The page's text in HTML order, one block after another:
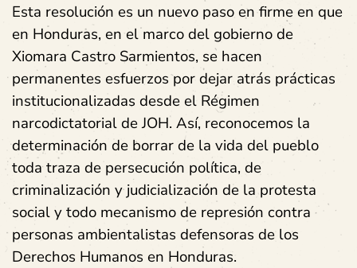
Esta resolución es un nuevo paso en firme en que
en Honduras, en el marco del gobierno de
Xiomara Castro Sarmientos, se hacen
permanentes esfuerzos por dejar atrás prácticas
institucionalizadas desde el Régimen
narcodictatorial de JOH. Así, reconocemos la
determinación de borrar de la vida del pueblo
toda traza de persecución política, de
criminalización y judicialización de la protesta
social y todo mecanismo de represión contra
personas ambientalistas defensoras de los
Derechos Humanos en Honduras.